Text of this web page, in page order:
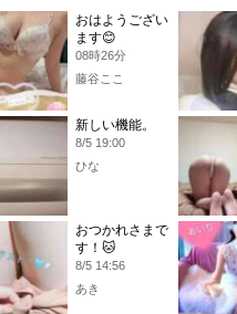
おはようござい
ます😊
08時26分
藤谷ここ
新しい機能。
8/5 19:00
ひな
おつかれさまで
す！🐱
8/5 14:56
あき